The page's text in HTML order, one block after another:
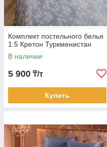
Комплект постельного белья
1.5 Кретон Туркменистан
В наличии
5 900 ₸/т
Купить